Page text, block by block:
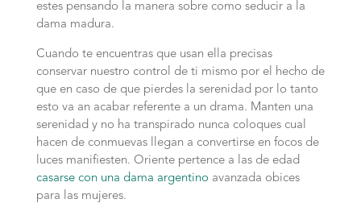
estes pensando la manera sobre como seducir a la
dama madura.
Cuando te encuentras que usan ella precisas
conservar nuestro control de ti mismo por el hecho de
que en caso de que pierdes la serenidad por lo tanto
esto va an acabar referente a un drama. Manten una
serenidad y no ha transpirado nunca coloques cual
hacen de conmuevas llegan a convertirse en focos de
luces manifiesten. Oriente pertence a las de edad
casarse con una dama argentino avanzada obices
para las mujeres.